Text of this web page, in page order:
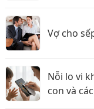
Vợ cho
Nỗi lo vi
con và